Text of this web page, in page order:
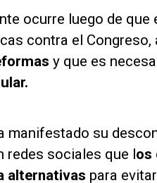
ocurre luego de
contra el Congreso,
y que es
manifestado su
redes sociales que l os
alternativas para